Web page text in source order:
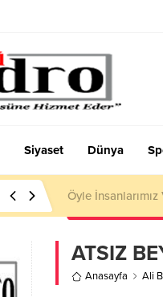
Siyaset Dünya
SOSYOLOJİK
ATSIZ
Anasayfa Ali